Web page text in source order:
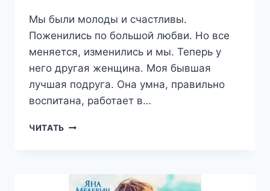
Мы были молоды и счастливы.
Поженились по большой любви. Но все
меняется, изменились и мы. Теперь у
него другая женщина. Моя бывшая
лучшая подруга. Она умна, правильно
воспитана, работает в…
ЧИТАТЬ НЕ
МЕЛЕВИЧ